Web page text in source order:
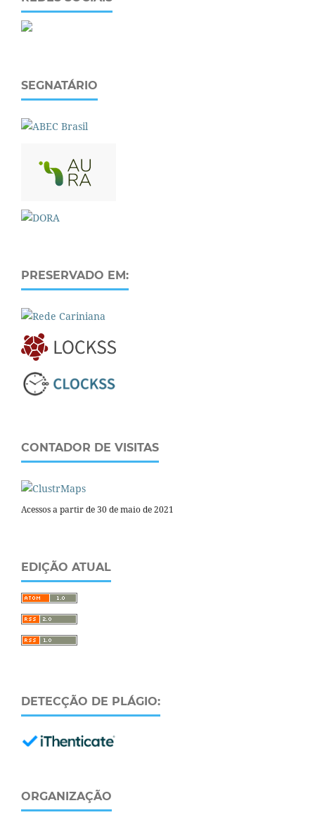
SEGNATÁRIO
PRESERVADO EM:
CONTADOR DE VISITAS
Acessos a partir de 30 de maio de 2021
EDIÇÃO ATUAL
DETECÇÃO DE PLÁGIO:
ORGANIZAÇÃO